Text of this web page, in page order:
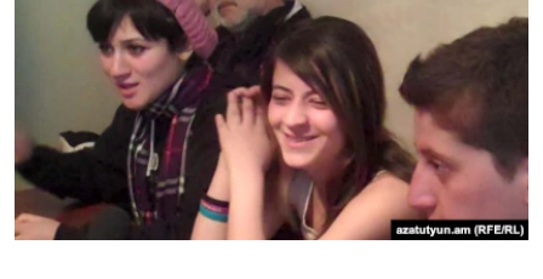
ՄԻՋԱԶԳԱՅԻՆ
ՄՇԱԿՈՒՅԹ
ՄԵԿՆԱԲԱՆՈՒԹՅՈՒՆ
ՏՏ ԵՒ ԻՆՏԵՐՆԵՏ